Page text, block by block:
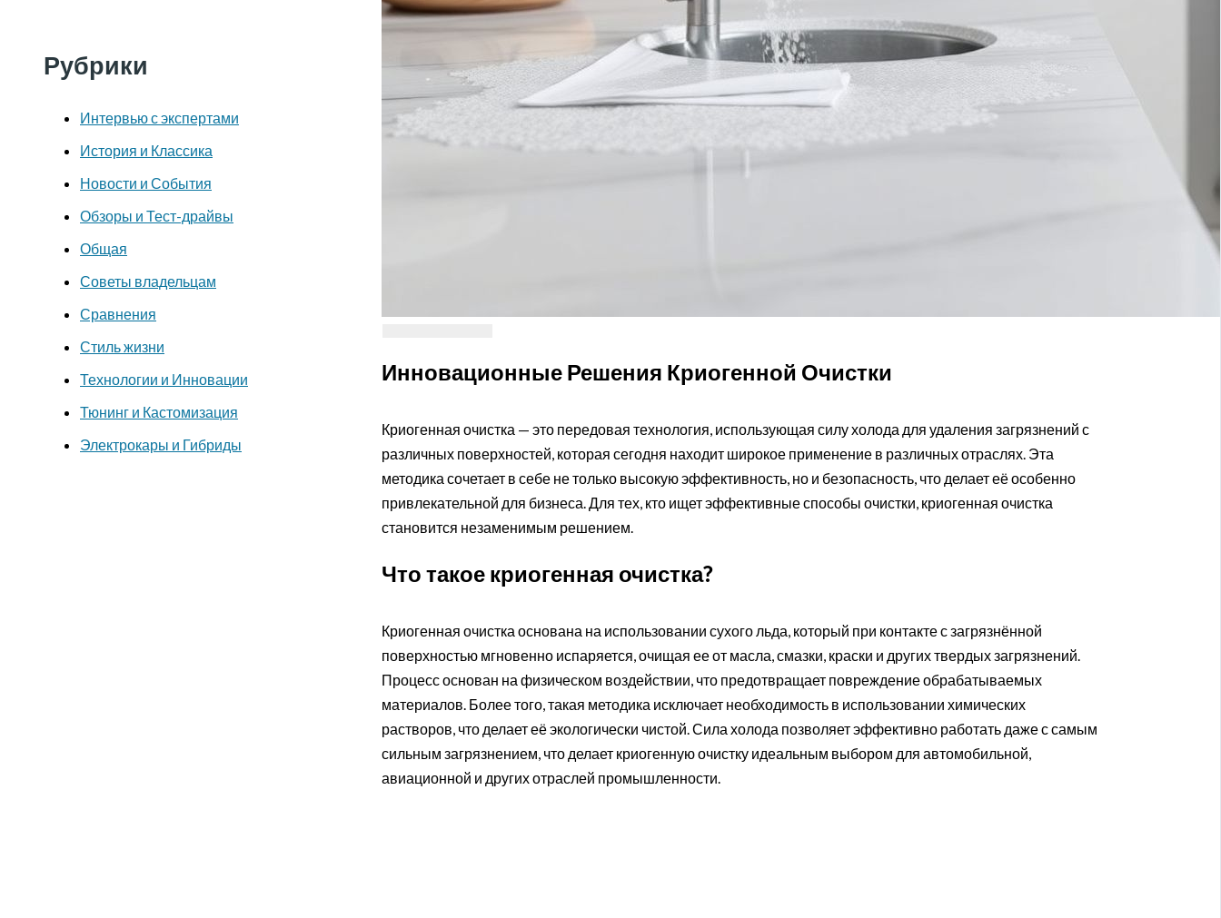
Рубрики
Интервью с экспертами
История и Классика
Новости и События
Обзоры и Тест-драйвы
Общая
Советы владельцам
Сравнения
Стиль жизни
Технологии и Инновации
Тюнинг и Кастомизация
Электрокары и Гибриды
Инновационные Решения Криогенной Очистки
Криогенная очистка — это передовая технология, использующая силу холода для удаления загрязнений с
различных поверхностей, которая сегодня находит широкое применение в различных отраслях. Эта
методика сочетает в себе не только высокую эффективность, но и безопасность, что делает её особенно
привлекательной для бизнеса. Для тех, кто ищет эффективные способы очистки, криогенная очистка
становится незаменимым решением.
Что такое криогенная очистка?
Криогенная очистка основана на использовании сухого льда, который при контакте с загрязнённой
поверхностью мгновенно испаряется, очищая ее от масла, смазки, краски и других твердых загрязнений.
Процесс основан на физическом воздействии, что предотвращает повреждение обрабатываемых
материалов. Более того, такая методика исключает необходимость в использовании химических
растворов, что делает её экологически чистой. Сила холода позволяет эффективно работать даже с самым
сильным загрязнением, что делает криогенную очистку идеальным выбором для автомобильной,
авиационной и других отраслей промышленности.